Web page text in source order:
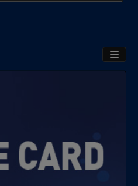
TOGGLE NAVIGATION